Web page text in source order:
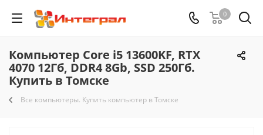
0
Компьютер Core i5 13600KF, RTX
4070 12Гб, DDR4 8Gb, SSD 250Гб.
Купить в Томске
Все компьютеры. Купить компьютер в Томске